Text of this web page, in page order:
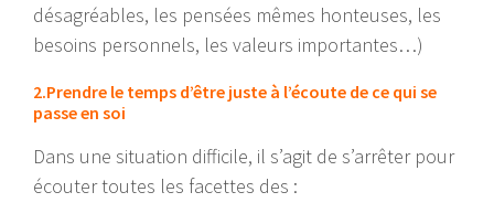
désagréables, les pensées mêmes honteuses, les
besoins personnels, les valeurs importantes…)
2.Prendre le temps d’être juste à l’écoute de ce qui se
passe en soi
Dans une situation difficile, il s’agit de s’arrêter pour
écouter toutes les facettes des :